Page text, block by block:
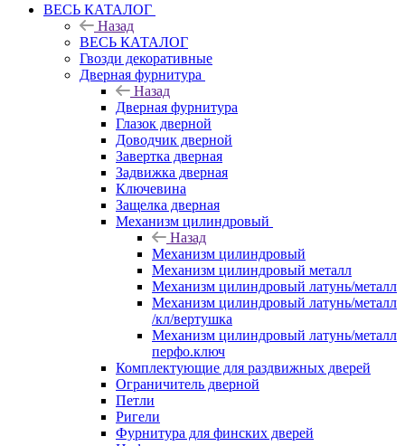
ВЕСЬ КАТАЛОГ
Назад
ВЕСЬ КАТАЛОГ
Гвозди декоративные
Дверная фурнитура
Назад
Дверная фурнитура
Глазок дверной
Доводчик дверной
Завертка дверная
Задвижка дверная
Ключевина
Защелка дверная
Механизм цилиндровый
Назад
Механизм цилиндровый
Механизм цилиндровый металл
Механизм цилиндровый латунь/металл
Механизм цилиндровый латунь/металл
/кл/вертушка
Механизм цилиндровый латунь/металл
перфо.ключ
Комплектующие для раздвижных дверей
Ограничитель дверной
Петли
Ригели
Фурнитура для финских дверей